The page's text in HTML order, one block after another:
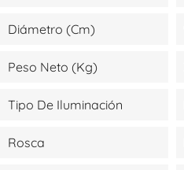
Diámetro (cm)
Peso Neto (kg)
Tipo De Iluminación
Rosca